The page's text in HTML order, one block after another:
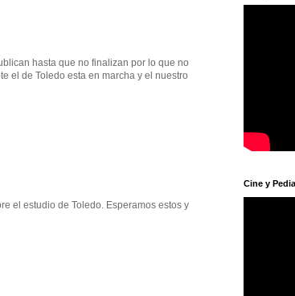
hasta que no finalizan por lo que no
el de Toledo esta en marcha y el nuestro
el estudio de Toledo. Esperamos estos y
Cine y